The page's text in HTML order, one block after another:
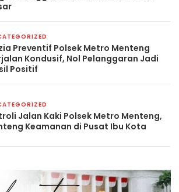
Preventif Polsek Metro Menteng
Kondusif, Nol Pelanggaran Jadi
Positif
Jalan Kaki Polsek Metro Menteng,
Keamanan di Pusat Ibu Kota